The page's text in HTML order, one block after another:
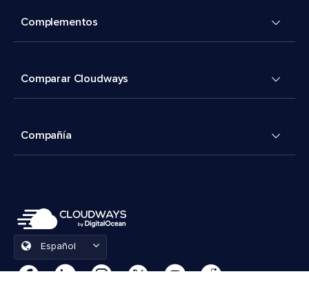
Complementos
Comparar Cloudways
Compañía
Español